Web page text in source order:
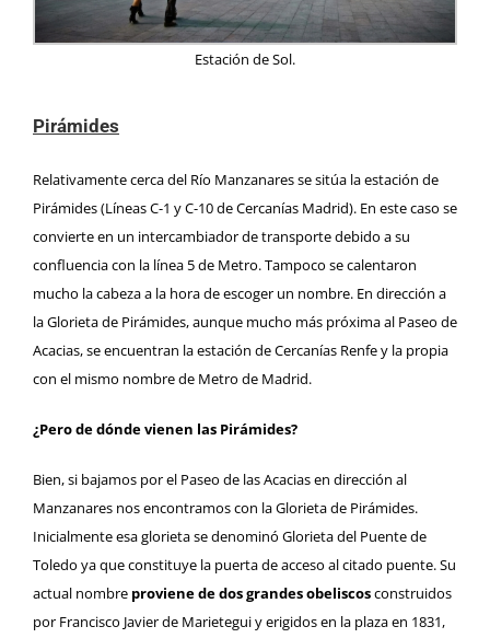
Estación de Sol.
Pirámides
Relativamente cerca del Río Manzanares se sitúa laestación de
Pirámides (Líneas C-1 y C-10 de Cercanías Madrid). En este caso se
convierte en un intercambiador de transporte debido a su
confluencia con la línea 5 de Metro. Tampoco se calentaron
mucho la cabeza a la hora de escoger un nombre. En dirección a
la Glorieta de Pirámides, aunque mucho más próxima al Paseo de
Acacias, se encuentran la estación de Cercanías Renfe y la propia
con el mismo nombre de Metro de Madrid.
¿Pero de dónde vienen las Pirámides?
Bien, si bajamos por el Paseo de las Acacias en dirección al
Manzanares nos encontramos con la Glorieta de Pirámides.
Inicialmente esa glorieta se denominó Glorieta del Puente de
Toledo ya que constituye la puerta de acceso al citado puente. Su
actual nombre proviene de dos grandes obeliscosconstruidos
por Francisco Javier de Marietegui y erigidos en la plaza en 1831,